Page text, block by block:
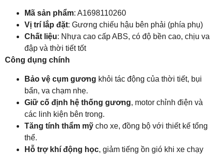
Mã sản phẩm: A1698110260
Vị trí lắp đặt: Gương chiếu hậu bên phải (phía phụ)
Chất liệu: Nhựa cao cấp ABS, có độ bền cao, chịu va
đập và thời tiết tốt
Công dụng chính
Bảo vệ cụm gương khỏi tác động của thời tiết, bụi
bẩn, va chạm nhẹ.
Giữ cố định hệ thống gương, motor chỉnh điện và
các linh kiện bên trong.
Tăng tính thẩm mỹ cho xe, đồng bộ với thiết kế tổng
thể.
Hỗ trợ khí động học, giảm tiếng ồn gió khi xe chạy